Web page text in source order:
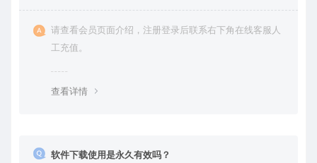
请查看会员页面介绍，注册登录后联系右下角在线客服人
工充值。
查看详情
软件下载使用是永久有效吗？